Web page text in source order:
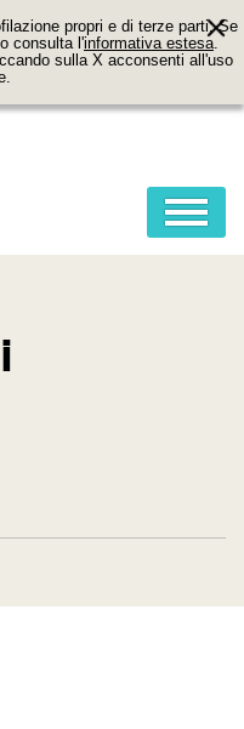
propri e di terze parti. Se
consulta l'informativa estesa.
sulla X acconsenti all'uso